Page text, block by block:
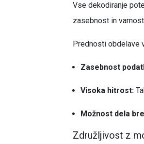
Vse dekodiranje
zasebnost in
Prednosti obdelave
Zasebnost
Visoka hitrost:
Možnost dela
Združljivost z